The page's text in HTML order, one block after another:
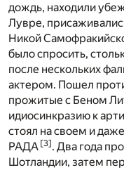
дождь, находили
Лувре,
Никой
было спросить,
после нескольких
актером. Пошел
прожитые с Беном
идиосинкразию к
стоял на своем и
РАДА [3] . Два года
Шотландии, затем